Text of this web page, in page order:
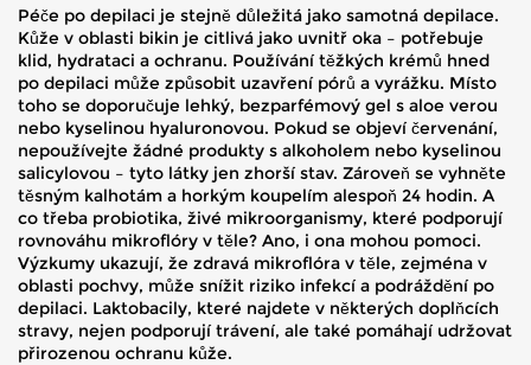
Péče po depilaci je stejně důležitá jako samotná depilace.
Kůže v oblasti bikin je citlivá jako uvnitř oka – potřebuje
klid, hydrataci a ochranu. Používání těžkých krémů hned
po depilaci může způsobit uzavření pórů a vyrážku. Místo
toho se doporučuje lehký, bezparfémový gel s aloe verou
nebo kyselinou hyaluronovou. Pokud se objeví červenání,
nepoužívejte žádné produkty s alkoholem nebo kyselinou
salicylovou – tyto látky jen zhorší stav. Zároveň se vyhněte
těsným kalhotám a horkým koupelím alespoň 24 hodin. A
co třeba probiotika, živé mikroorganismy, které podporují
rovnováhu mikroflóry v těle? Ano, i ona mohou pomoci.
Výzkumy ukazují, že zdravá mikroflóra v těle, zejména v
oblasti pochvy, může snížit riziko infekcí a podráždění po
depilaci. Laktobacily, které najdete v některých doplňcích
stravy, nejen podporují trávení, ale také pomáhají udržovat
přirozenou ochranu kůže.